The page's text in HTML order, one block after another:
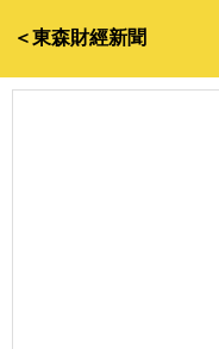
＜東森財經新聞